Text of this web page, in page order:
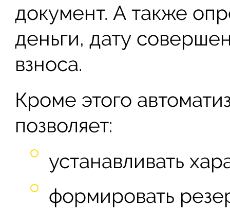
документ. А также
деньги, дату
взноса.
Кроме этого
позволяет:
устанавливать
формировать